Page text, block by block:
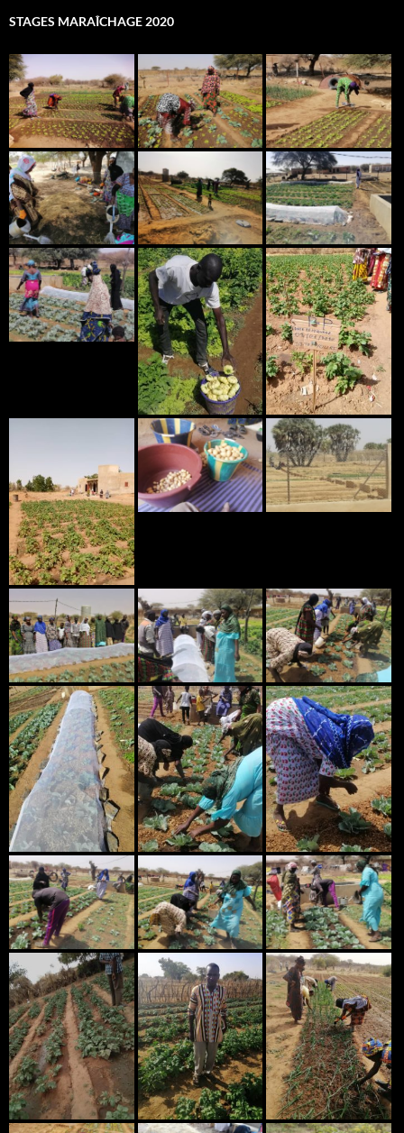
STAGES MARAÎCHAGE 2020